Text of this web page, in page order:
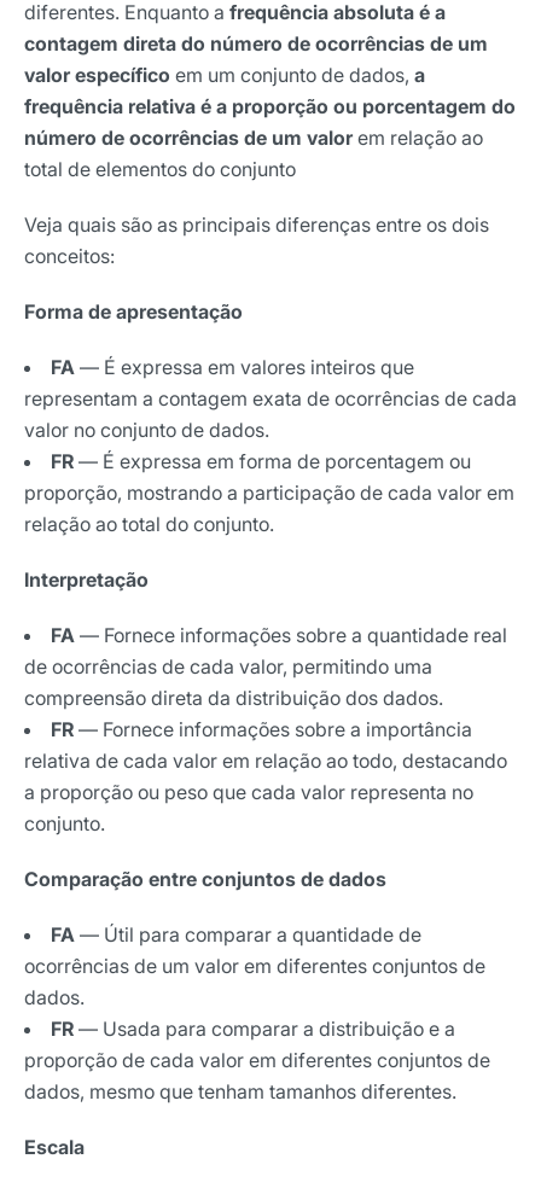
diferentes. Enquanto a frequência absoluta é a
contagem direta do número de ocorrências de um
valor específico em um conjunto de dados, a
frequência relativa é a proporção ou porcentagem do
número de ocorrências de um valor em relação ao
total de elementos do conjunto
Veja quais são as principais diferenças entre os dois
conceitos:
Forma de apresentação
FA — É expressa em valores inteiros que
representam a contagem exata de ocorrências de cada
valor no conjunto de dados.
FR — É expressa em forma de porcentagem ou
proporção, mostrando a participação de cada valor em
relação ao total do conjunto.
Interpretação
FA — Fornece informações sobre a quantidade real
de ocorrências de cada valor, permitindo uma
compreensão direta da distribuição dos dados.
FR — Fornece informações sobre a importância
relativa de cada valor em relação ao todo, destacando
a proporção ou peso que cada valor representa no
conjunto.
Comparação entre conjuntos de dados
FA — Útil para comparar a quantidade de
ocorrências de um valor em diferentes conjuntos de
dados.
FR — Usada para comparar a distribuição e a
proporção de cada valor em diferentes conjuntos de
dados, mesmo que tenham tamanhos diferentes.
Escala